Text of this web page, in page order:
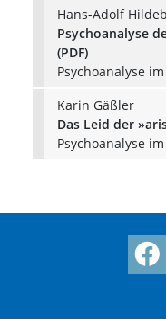
Hans-Adolf
Psychoanalyse
(PDF)
Psychoanalyse
Karin Gäßler
Das Leid der
Psychoanalyse